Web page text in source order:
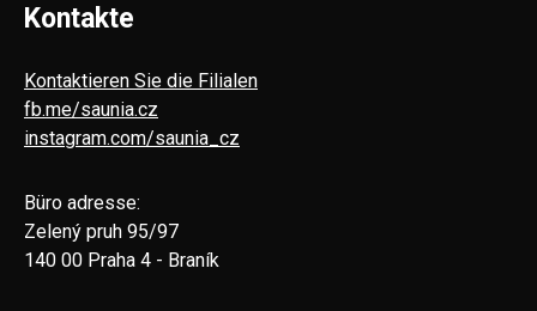
Kontakte
Kontaktieren Sie die Filialen
fb.me/saunia.cz
instagram.com/saunia_cz
Büro adresse:
Zelený pruh 95/97
140 00 Praha 4 - Braník